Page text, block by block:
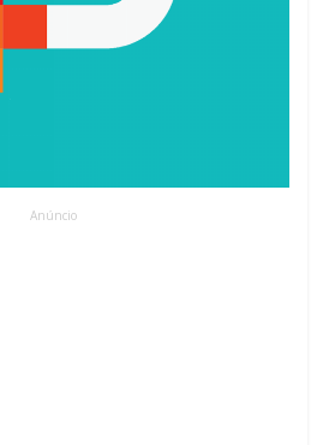
Anúncio